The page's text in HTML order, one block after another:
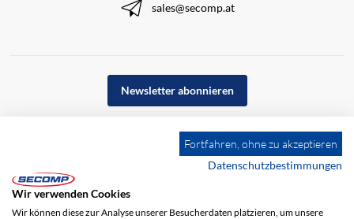
sales@secomp.at
Newsletter abonnieren
Fortfahren, ohne zu akzeptieren
Datenschutzbestimmungen
Wir verwenden Cookies
Wir können diese zur Analyse unserer Besucherdaten platzieren, um unsere